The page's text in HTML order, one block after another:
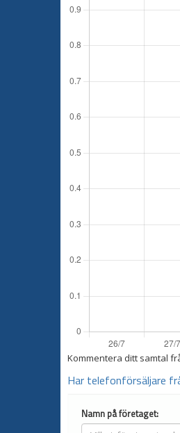
Kommentera ditt samtal
Har telefonförsäljare
Namn på företaget: